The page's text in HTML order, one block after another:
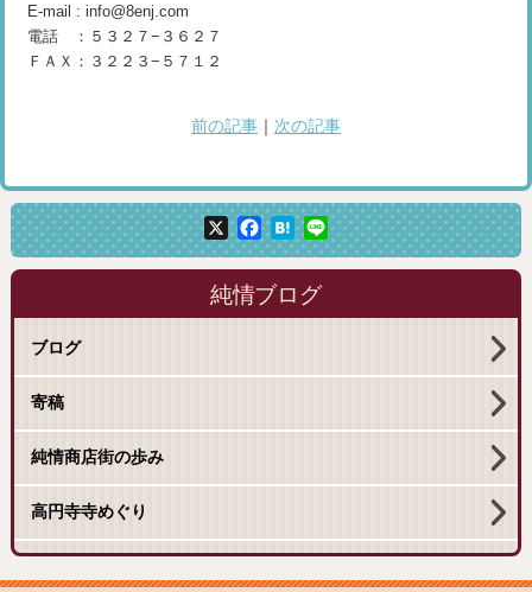
E-mail : info@8enj.com
電話 ：５３２７−３６２７
ＦＡＸ：３２２３−５７１２
前の記事 ｜ 次の記事
X Facebook
Hatena
Line
純情ブログ
ブログ
寄稿
純情商店街の歩み
高円寺寺めぐり